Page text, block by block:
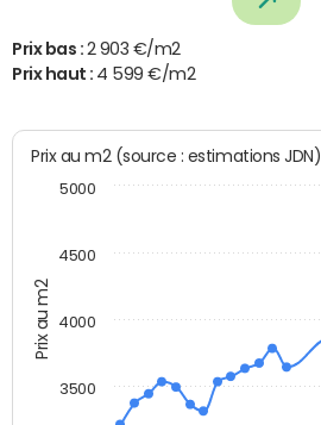
Prix bas : 2 903 €/m2
Prix haut : 4 599 €/m2
Prix au m2
Prix au m2 (source : estimations JDN)
3500
4000
4500
5000